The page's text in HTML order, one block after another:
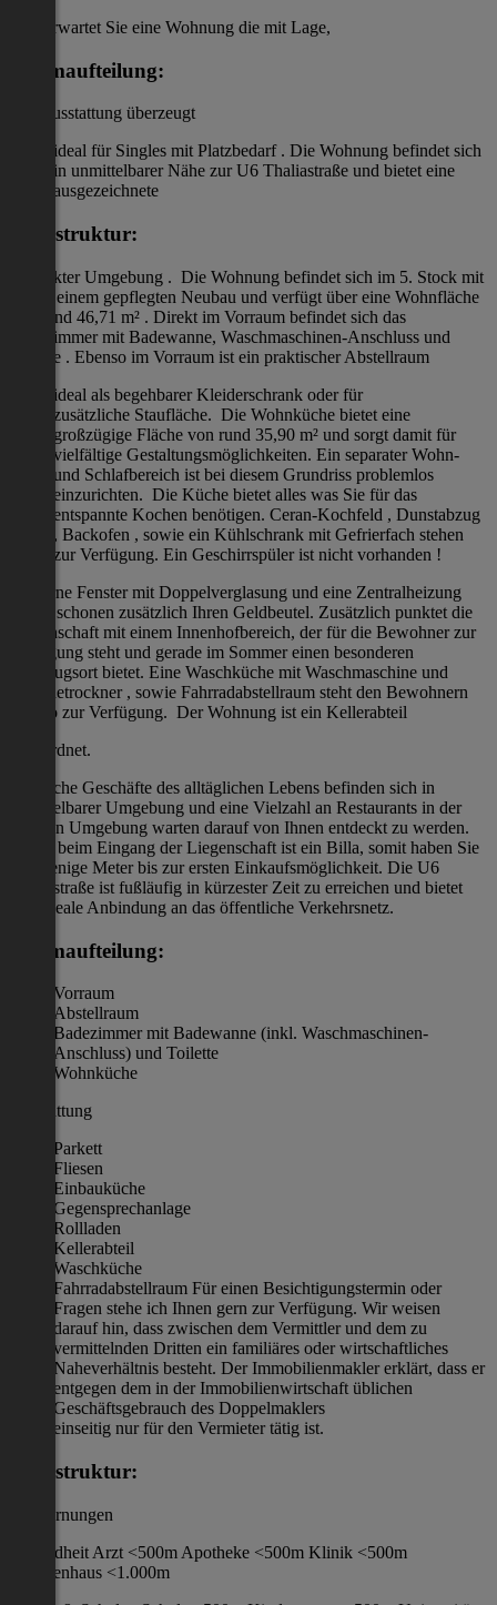
Hier erwartet Sie eine Wohnung die mit Lage,
Raumaufteilung:
und Ausstattung überzeugt
ideal für Singles mit Platzbedarf . Die Wohnung befindet sich
in unmittelbarer Nähe zur U6 Thaliastraße und bietet eine
ausgezeichnete
Infrastruktur:
in direkter Umgebung . Die Wohnung befindet sich im 5. Stock mit
Lift in einem gepflegten Neubau und verfügt über eine Wohnfläche
von rund 46,71 m² . Direkt im Vorraum befindet sich das
Badezimmer mit Badewanne, Waschmaschinen-Anschluss und
Toilette . Ebenso im Vorraum ist ein praktischer Abstellraum
ideal als begehbarer Kleiderschrank oder für
zusätzliche Staufläche. Die Wohnküche bietet eine
großzügige Fläche von rund 35,90 m² und sorgt damit für
vielfältige Gestaltungsmöglichkeiten. Ein separater Wohn-
und Schlafbereich ist bei diesem Grundriss problemlos
einzurichten. Die Küche bietet alles was Sie für das
entspannte Kochen benötigen. Ceran-Kochfeld , Dunstabzug
, Backofen , sowie ein Kühlschrank mit Gefrierfach stehen
zur Verfügung. Ein Geschirrspüler ist nicht vorhanden !
Moderne Fenster mit Doppelverglasung und eine Zentralheizung
(Gas) schonen zusätzlich Ihren Geldbeutel. Zusätzlich punktet die
Liegenschaft mit einem Innenhofbereich, der für die Bewohner zur
Verfügung steht und gerade im Sommer einen besonderen
Rückzugsort bietet. Eine Waschküche mit Waschmaschine und
Wäschetrockner , sowie Fahrradabstellraum steht den Bewohnern
ebenso zur Verfügung. Der Wohnung ist ein Kellerabteil
zugeordnet.
Sämtliche Geschäfte des alltäglichen Lebens befinden sich in
unmittelbarer Umgebung und eine Vielzahl an Restaurants in der
näheren Umgebung warten darauf von Ihnen entdeckt zu werden.
Direkt beim Eingang der Liegenschaft ist ein Billa, somit haben Sie
nur wenige Meter bis zur ersten Einkaufsmöglichkeit. Die U6
Thaliastraße ist fußläufig in kürzester Zeit zu erreichen und bietet
eine ideale Anbindung an das öffentliche Verkehrsnetz.
Raumaufteilung:
Vorraum
Abstellraum
Badezimmer mit Badewanne (inkl. Waschmaschinen-
Anschluss) und Toilette
Wohnküche
Ausstattung
Parkett
Fliesen
Einbauküche
Gegensprechanlage
Rollladen
Kellerabteil
Waschküche
Fahrradabstellraum Für einen Besichtigungstermin oder
Fragen stehe ich Ihnen gern zur Verfügung. Wir weisen
darauf hin, dass zwischen dem Vermittler und dem zu
vermittelnden Dritten ein familiäres oder wirtschaftliches
Naheverhältnis besteht. Der Immobilienmakler erklärt, dass er
entgegen dem in der Immobilienwirtschaft üblichen
Geschäftsgebrauch des Doppelmaklers
einseitig nur für den Vermieter tätig ist.
Infrastruktur:
/ Entfernungen
Gesundheit Arzt <500m Apotheke <500m Klinik <500m
Krankenhaus <1.000m